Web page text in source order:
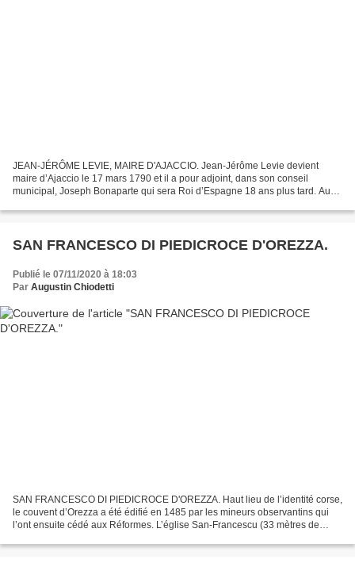
JEAN-JÉRÔME LEVIE, MAIRE D'AJACCIO. Jean-Jérôme Levie devient
maire d’Ajaccio le 17 mars 1790 et il a pour adjoint, dans son conseil
municipal, Joseph Bonaparte qui sera Roi d’Espagne 18 ans plus tard. Au-
SAN FRANCESCO DI PIEDICROCE D'OREZZA.
Publié le 07/11/2020 à 18:03
Par Augustin Chiodetti
SAN FRANCESCO DI PIEDICROCE D'OREZZA. Haut lieu de l’identité corse,
le couvent d’Orezza a été édifié en 1485 par les mineurs observantins qui
l’ont ensuite cédé aux Réformes. L’église San-Francescu (33 mètres de